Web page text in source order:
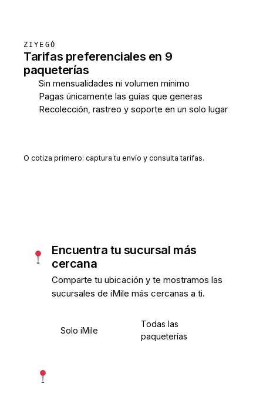
ZIYEGÓ
Tarifas preferenciales en 9
paqueterías
Sin mensualidades ni volumen mínimo
Pagas únicamente las guías que generas
Recolección, rastreo y soporte en un solo lugar
O cotiza primero: captura tu envío y consulta tarifas.
Encuentra tu sucursal más
cercana
Comparte tu ubicación y te mostramos las
sucursales de iMile más cercanas a ti.
Solo iMile
Todas las
paqueterías